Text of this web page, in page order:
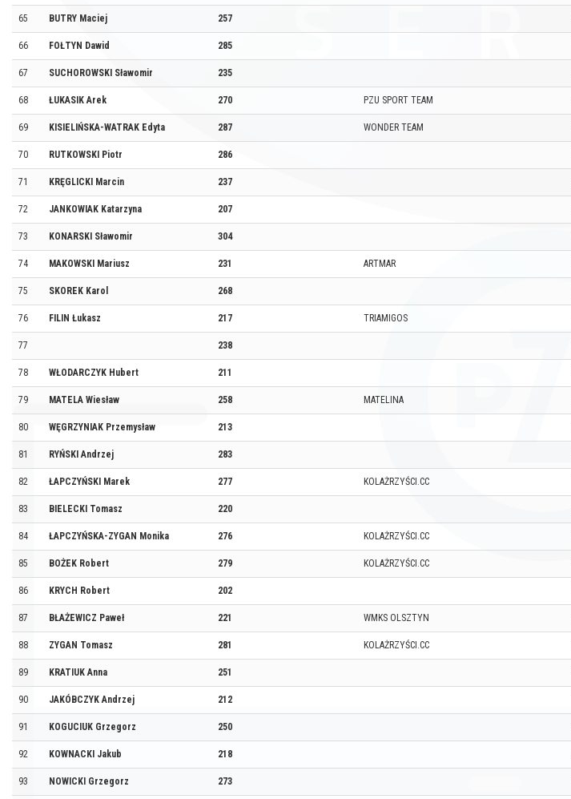
65 BUTRY Maciej 257
66 FOŁTYN Dawid 285
67 SUCHOROWSKI Sławomir 235
68 ŁUKASIK Arek 270 PZU SPORT TEAM
69 KISIELIŃSKA-WATRAK Edyta 287 WONDER TEAM
70 RUTKOWSKI Piotr 286
71 KRĘGLICKI Marcin 237
72 JANKOWIAK Katarzyna 207
73 KONARSKI Sławomir 304
74 MAKOWSKI Mariusz 231 ARTMAR
75 SKOREK Karol 268
76 FILIN Łukasz 217 TRIAMIGOS
77 238
78 WŁODARCZYK Hubert 211
79 MATELA Wiesław 258 MATELINA
80 WĘGRZYNIAK Przemysław 213
81 RYŃSKI Andrzej 283
82 ŁAPCZYŃSKI Marek 277 KOLAŻRZYŚCI.CC
83 BIELECKI Tomasz 220
84 ŁAPCZYŃSKA-ZYGAN Monika 276 KOLAŻRZYŚCI.CC
85 BOŻEK Robert 279 KOLAŻRZYŚCI.CC
86 KRYCH Robert 202
87 BŁAŻEWICZ Paweł 221 WMKS OLSZTYN
88 ZYGAN Tomasz 281 KOLAŻRZYŚCI.CC
89 KRATIUK Anna 251
90 JAKÓBCZYK Andrzej 212
91 KOGUCIUK Grzegorz 250
92 KOWNACKI Jakub 218
93 NOWICKI Grzegorz 273